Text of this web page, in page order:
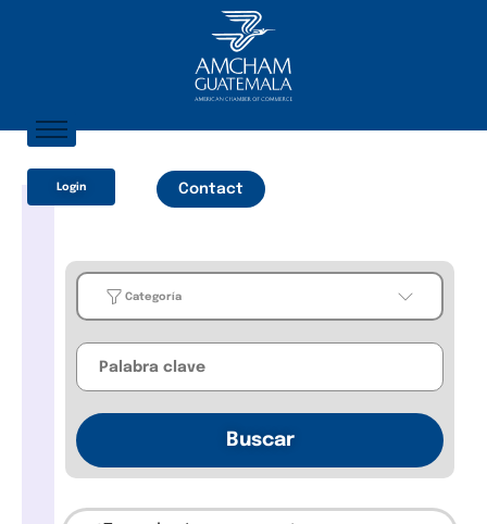
About AmCham
Our Services?
Login Contact
Categoría
Buscar